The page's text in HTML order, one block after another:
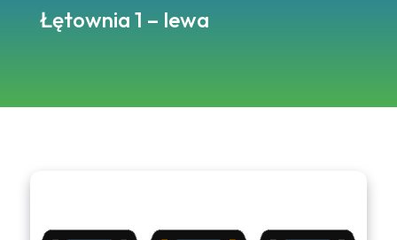
Łętownia 1 – lewa